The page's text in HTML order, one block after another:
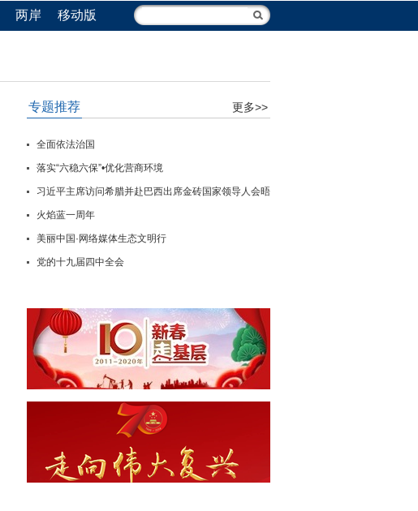
两岸 移动版
专题推荐 更多>>
全面依法治国
落实“六稳六保”•优化营商环境
习近平主席访问希腊并赴巴西出席金砖国家领导人会晤
火焰蓝一周年
美丽中国·网络媒体生态文明行
党的十九届四中全会